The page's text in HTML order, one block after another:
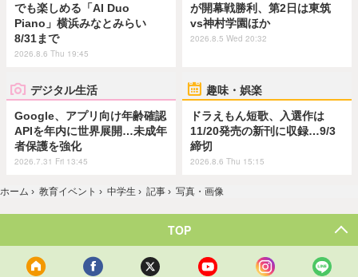
でも楽しめる「AI Duo
Piano」横浜みなとみらい
8/31まで
2026.8.6 Thu 19:45
が開幕戦勝利、第2日は東筑
vs神村学園ほか
2026.8.5 Wed 20:32
デジタル生活
Google、アプリ向け年齢確認
APIを年内に世界展開…未成年
者保護を強化
2026.7.31 Fri 13:45
趣味・娯楽
ドラえもん短歌、入選作は
11/20発売の新刊に収録…9/3
締切
2026.8.6 Thu 15:15
ホーム › 教育イベント › 中学生 › 記事 › 写真・画像
TOP